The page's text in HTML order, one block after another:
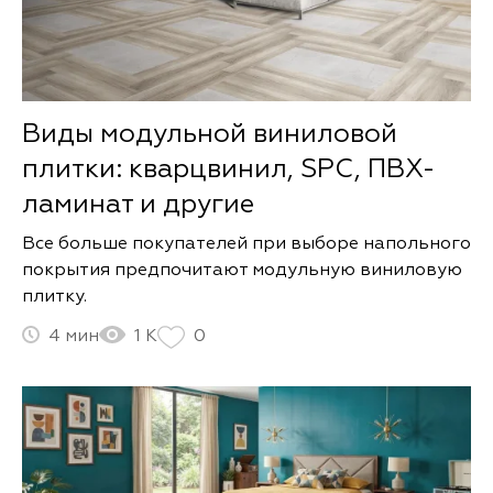
Виды модульной виниловой
плитки: кварцвинил, SPC, ПВХ-
ламинат и другие
Все больше покупателей при выборе напольного
покрытия предпочитают модульную виниловую
плитку.
4 1 К 0